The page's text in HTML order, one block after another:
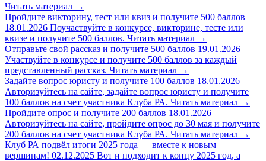
Читать материал →
Пройдите викторину, тест или квиз и получите 500 баллов
18.01.2026 Поучаствуйте в конкурсе, викторине, тесте или
квизе и получите 500 баллов. Читать материал →
Отправьте свой рассказ и получите 500 баллов 19.01.2026
Участвуйте в конкурсе и получите 500 баллов за каждый
представленный рассказ. Читать материал →
Задайте вопрос юристу и получите 100 баллов 18.01.2026
Авторизуйтесь на сайте, задайте вопрос юристу и получите
100 баллов на счет участника Клуба РА. Читать материал →
Пройдите опрос и получите 200 баллов 18.01.2026
Авторизуйтесь на сайте, пройдите опрос до 30 мая и получите
200 баллов на счет участника Клуба РА. Читать материал →
Клуб РА подвёл итоги 2025 года — вместе к новым
вершинам! 02.12.2025 Вот и подходит к концу 2025 год, а